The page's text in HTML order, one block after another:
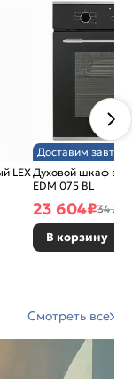
LEX
Доставим завтра
Духовой шкаф
EDM 075 BL
23 604₽34
В корзину
Смотреть все